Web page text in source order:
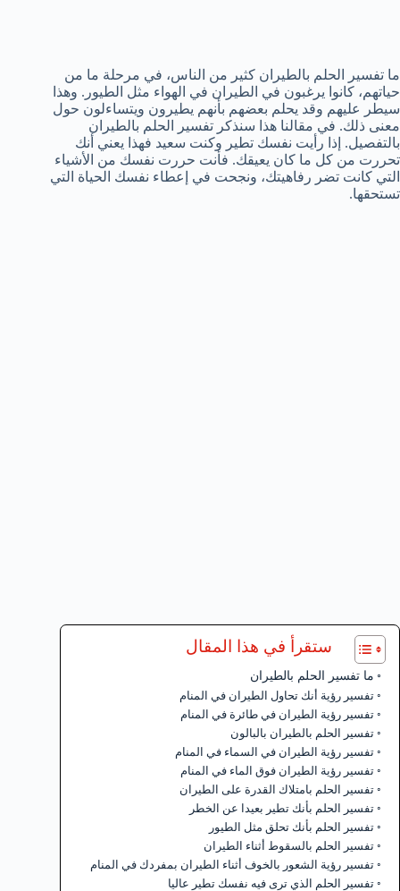
ما تفسير الحلم بالطيران كثير من الناس، في مرحلة ما من
حياتهم، كانوا يرغبون في الطيران في الهواء مثل الطيور. وهذا
سيطر عليهم وقد يحلم بعضهم بأنهم يطيرون ويتساءلون حول
معنى ذلك. في مقالنا هذا سنذكر تفسير الحلم بالطيران
بالتفصيل. إذا رأيت نفسك تطير وكنت سعيد فهذا يعني أنك
تحررت من كل ما كان يعيقك. فأنت حررت نفسك من الأشياء
التي كانت تضر رفاهيتك، ونجحت في إعطاء نفسك الحياة التي
تستحقها.
ستقرأ في هذا المقال
ما تفسير الحلم بالطيران
تفسير رؤية أنك تحاول الطيران في المنام
تفسير رؤية الطيران في طائرة في المنام
تفسير الحلم بالطيران بالبالون
تفسير رؤية الطيران في السماء في المنام
تفسير رؤية الطيران فوق الماء في المنام
تفسير الحلم بامتلاك القدرة على الطيران
تفسير الحلم بأنك تطير بعيدا عن الخطر
تفسير الحلم بأنك تحلق مثل الطيور
تفسير الحلم بالسقوط أثناء الطيران
تفسير رؤية الشعور بالخوف أثناء الطيران بمفردك في المنام
تفسير الحلم الذي ترى فيه نفسك تطير عاليا